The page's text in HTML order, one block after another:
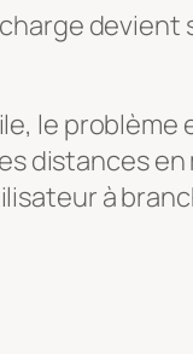
le
distances
à